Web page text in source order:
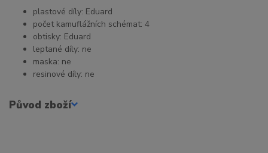
plastové díly: Eduard
počet kamuflážních schémat: 4
obtisky: Eduard
leptané díly: ne
maska: ne
resinové díly: ne
Původ zboží